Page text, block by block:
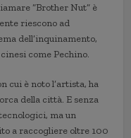
“Brother Nut” è
riescono ad
dell’inquinamento,
come Pechino.
cui è noto l’artista, ha
della città. E senza
ma un
a raccogliere oltre 100